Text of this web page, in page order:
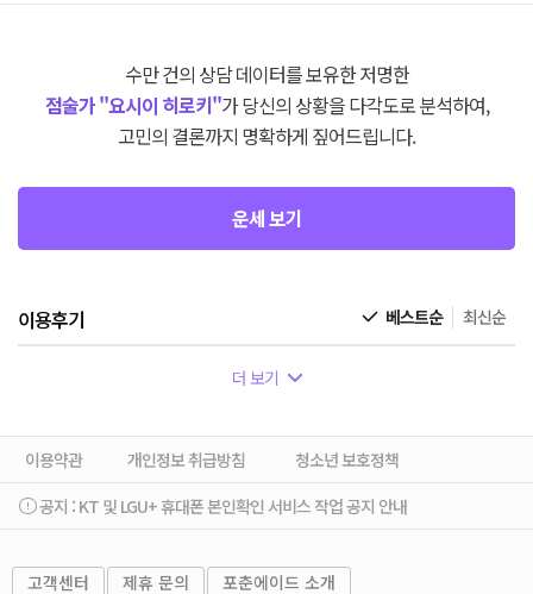
수만 건의 상담 데이터를 보유한 저명한
점술가 "요시이 히로키"가 당신의 상황을 다각도로 분석하여,
고민의 결론까지 명확하게 짚어드립니다.
운세 보기
이용후기 베스트순 최신순
더 보기
이용약관 개인정보 취급방침
청소년 보호정책
공지 : KT 및 LGU+ 휴대폰 본인확인 서비스 작업 공지 안내
고객센터 제휴 문의 포춘에이드 소개